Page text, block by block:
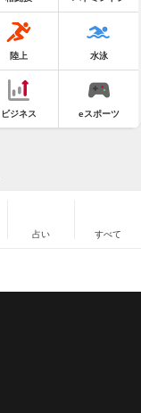
陸上 水泳
ビジネス eスポーツ
占い すべて